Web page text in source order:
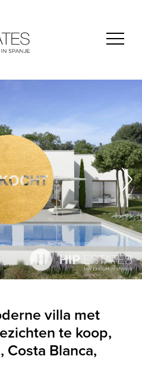
villa met
te koop,
Costa Blanca,